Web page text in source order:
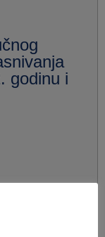
godinu i